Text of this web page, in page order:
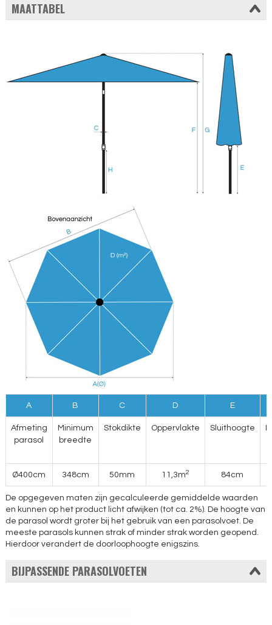
MAATTABEL
A B C D E
Afmeting
parasol
Minimum
breedte
Stokdikte Oppervlakte Sluithoogte
Ø400cm 348cm 50mm 11,3m2 84cm
De opgegeven maten zijn gecalculeerde gemiddelde waarden
en kunnen op het product licht afwijken (tot ca. 2%). De hoogte van
de parasol wordt groter bij het gebruik van een parasolvoet. De
meeste parasols kunnen strak of minder strak worden geopend.
Hierdoor verandert de doorloophoogte enigszins.
BIJPASSENDE PARASOLVOETEN